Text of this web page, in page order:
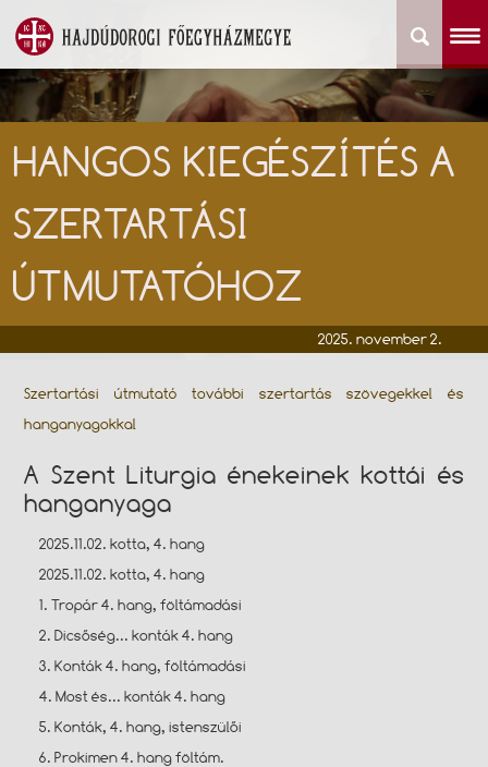
HANGOS KIEGÉSZÍTÉS A
SZERTARTÁSI
ÚTMUTATÓHOZ
2025. november 2.
Szertartási útmutató további szertartás szövegekkel és
hanganyagokkal
A Szent Liturgia énekeinek kottái és
hanganyaga
2025.11.02. kotta, 4. hang
2025.11.02. kotta, 4. hang
1. Tropár 4. hang, föltámadási
2. Dicsőség... konták 4. hang
3. Konták 4. hang, föltámadási
4. Most és... konták 4. hang
5. Konták, 4. hang, istenszülői
6. Prokimen 4. hang föltám.